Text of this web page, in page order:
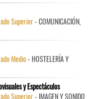
Superior- COMUNICACIÓN,
Medio- HOSTELERÍA Y
y Espectáculos
Superior- IMAGEN Y SONIDO